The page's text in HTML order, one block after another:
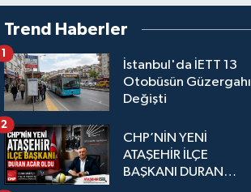
Trend Haberler
İstanbul'da İETT 13
Otobüsün Güzergahı
Değişti
1
CHP’NİN YENİ
ATAŞEHİR İLÇE
BAŞKANI DURAN
2